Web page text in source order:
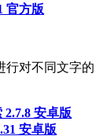
官方版
行对不同文字的
安卓版
安卓版